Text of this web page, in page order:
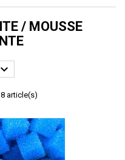
/ MOUSSE

article(s)